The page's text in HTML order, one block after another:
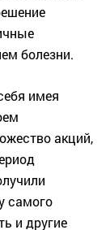
болезни.
имея
акций,
самого
и другие